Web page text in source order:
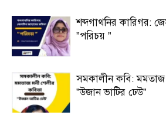
শব্দগাথনির কারিগর:
”পরিচয় ”
সমকালীন কবি: মমতাজ
”উজান ভাটির ঢেউ”